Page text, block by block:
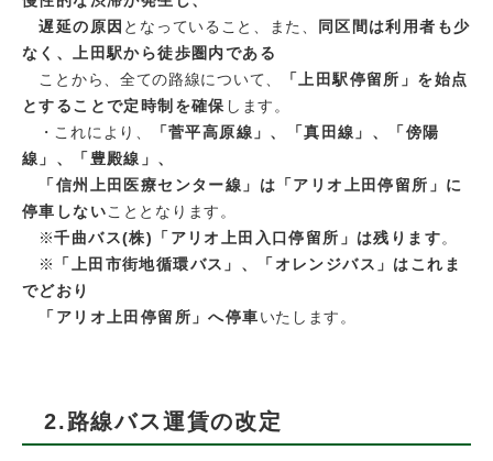
遅延の原因 となっていること、また、
同区間は利用者も少
なく、上田駅から徒歩圏内である
ことから、全ての路線について、
「上田駅停留所」を始点
とすることで定時制を確保 します。
・これにより、
「菅平高原線」、「真田線」、「傍陽
線」、「豊殿線」、
「信州上田医療センター線」は「アリオ上田停留所」に
停車しないこととなります。
※千曲バス(株)「アリオ上田入口停留所」は残ります。
※
「上田市街地循環バス」、「オレンジバス」はこれま
でどおり
「アリオ上田停留所」へ停車いたします。
2.路線バス運賃の改定